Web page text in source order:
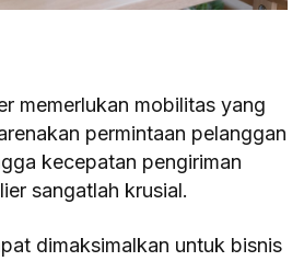
memerlukan mobilitas yang
permintaan pelanggan
kecepatan pengiriman
sangatlah krusial.
dimaksimalkan untuk bisnis